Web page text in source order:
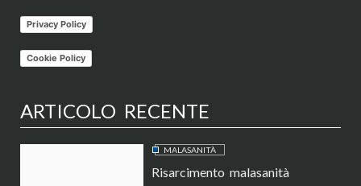
Privacy Policy
Cookie Policy
ARTICOLO RECENTE
MALASANITÀ
Risarcimento malasanità